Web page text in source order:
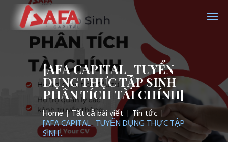
[AFA CAPITAL_TUYỂN
DỤNG THỰC TẬP SINH
PHÂN TÍCH TÀI CHÍNH]
Home Tất cả bài viết Tin tức
[AFA CAPITAL_TUYỂN DỤNG THỰC TẬP
SINH...
AFA CAPITAL
Trang chủ
Giới thiệu
Dịch vụ
Tin tức
Liên hệ